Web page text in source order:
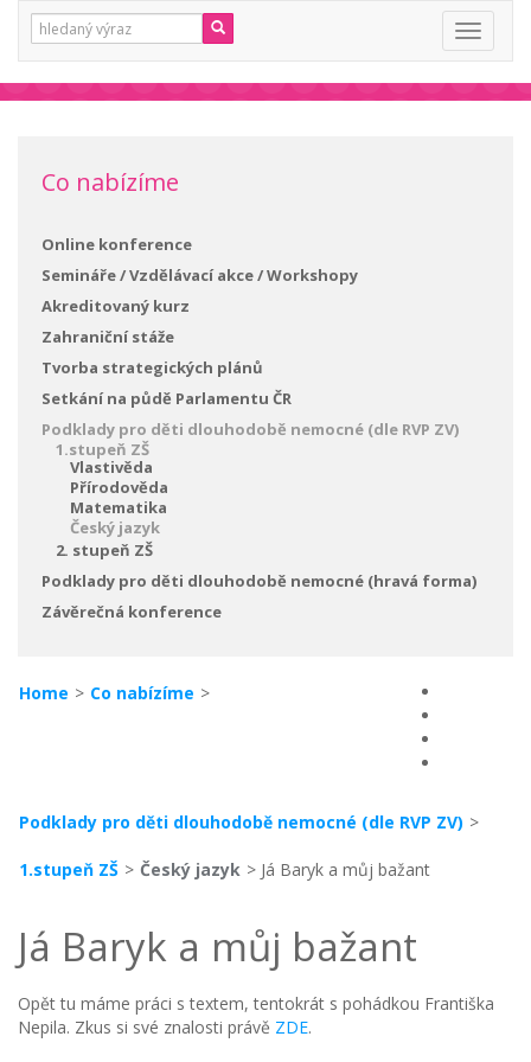
Vyhledávání:
Toggle
Co nabízíme
Online konference
Semináře / Vzdělávací akce / Workshopy
Akreditovaný kurz
Zahraniční stáže
Tvorba strategických plánů
Setkání na půdě Parlamentu ČR
Podklady pro děti dlouhodobě nemocné (dle RVP ZV)
1.stupeň ZŠ
Vlastivěda
Přírodověda
Matematika
Český jazyk
2. stupeň ZŠ
Podklady pro děti dlouhodobě nemocné (hravá forma)
Závěrečná konference
Home > Co nabízíme >
Podklady pro děti dlouhodobě nemocné (dle RVP ZV) >
1.stupeň ZŠ > Český jazyk > Já Baryk a můj bažant
Já Baryk a můj bažant
Opět tu máme práci s textem, tentokrát s pohádkou Františka
Nepila. Zkus si své znalosti právě ZDE.